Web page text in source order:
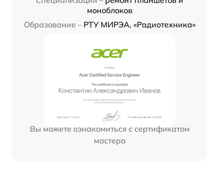
моноблоков
Образование – РТУ МИРЭА, «Радиотехника»
Вы можете ознакомиться с сертификатом
мастера